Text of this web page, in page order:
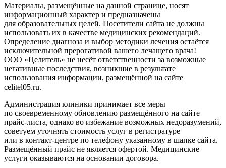
Материалы, размещённые на данной странице, носят
информационный характер и предназначены
для образовательных целей. Посетители сайта не должны
использовать их в качестве медицинских рекомендаций.
Определение диагноза и выбор методики лечения остаётся
исключительной прерогативой вашего лечащего врача!
ООО «Целитель» не несёт ответственности за возможные
негативные последствия, возникшие в результате
использования информации, размещённой на сайте
celitel05.ru.
Администрация клиники принимает все меры
по своевременному обновлению размещённого на сайте
прайс-листа, однако во избежание возможных недоразумений,
советуем уточнять стоимость услуг в регистратуре
или в контакт-центре по телефону указанному в шапке сайта.
Размещённый прайс не является офертой. Медицинские
услуги оказываются на основании договора.